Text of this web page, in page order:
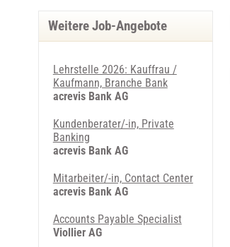
Weitere Job-Angebote
Lehrstelle 2026: Kauffrau /
Kaufmann, Branche Bank
acrevis Bank AG
Kundenberater/-in, Private
Banking
acrevis Bank AG
Mitarbeiter/-in, Contact Center
acrevis Bank AG
Accounts Payable Specialist
Viollier AG